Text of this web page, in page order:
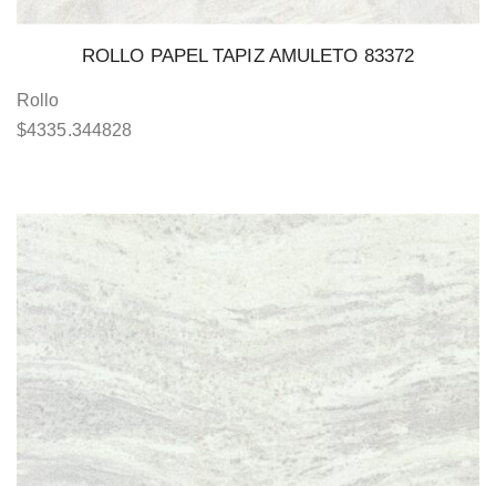
ROLLO PAPEL TAPIZ AMULETO 83372
Rollo
$4335.344828